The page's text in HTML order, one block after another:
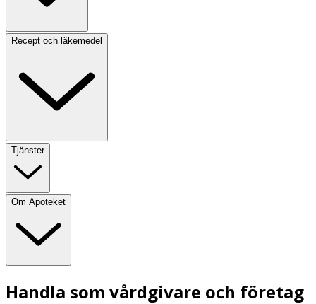
Recept och läkemedel
Tjänster
Om Apoteket
Handla som vårdgivare och företag